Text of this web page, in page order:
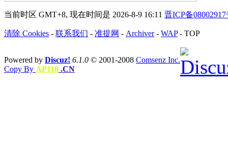
当前时区 GMT+8, 现在时间是 2026-8-9 16:11 晋ICP备08002917
清除 Cookies - 联系我们 - 准提网 - Archiver- WAP- TOP
Powered by Discuz! 6.1.0 © 2001-2008 Comsenz Inc.
Copy By AP118 .CN